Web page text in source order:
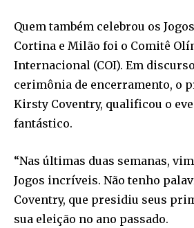
Quem também celebrou os
Cortina e Milão foi o Comitê
Internacional (COI). Em
cerimônia de encerramento, o
Kirsty Coventry, qualificou o
fantástico.
“Nas últimas duas semanas,
Jogos incríveis. Não tenho
Coventry, que presidiu seus
sua eleição no ano passado.